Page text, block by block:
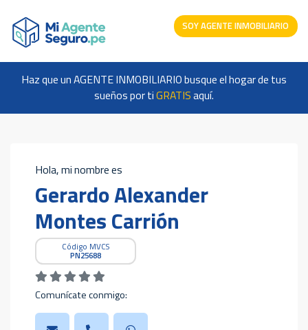
SOY AGENTE INMOBILIARIO
Haz que un AGENTE INMOBILIARIO busque el hogar de tus
sueños por tiGRATISaquí.
Hola, mi nombre es
Gerardo Alexander
Montes Carrión
Código MVCS
PN25688
Comunícate conmigo: